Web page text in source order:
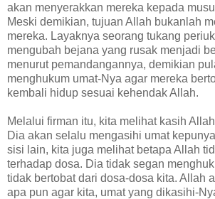
akan menyerakkan mereka kepada
Meski demikian, tujuan Allah bukanlah
mereka. Layaknya seorang tukang
mengubah bejana yang rusak menjadi
menurut pemandangannya, demikian
menghukum umat-Nya agar mereka
kembali hidup sesuai kehendak Allah.
Melalui firman itu, kita melihat kasih
Dia akan selalu mengasihi umat
sisi lain, kita juga melihat betapa Allah
terhadap dosa. Dia tidak segan
tidak bertobat dari dosa-dosa kita. Allah
apa pun agar kita, umat yang dikasihi-